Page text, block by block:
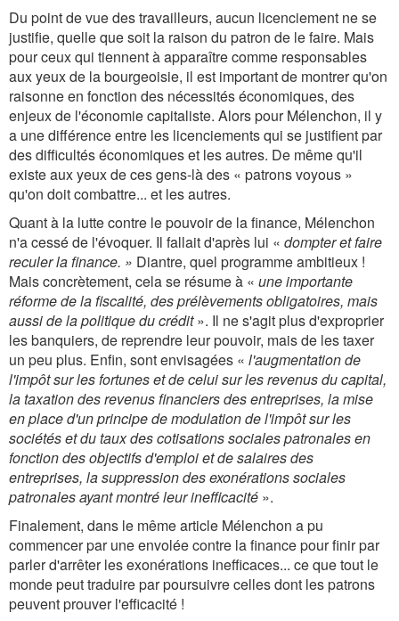
Du point de vue des travailleurs, aucun licenciement ne se
justifie, quelle que soit la raison du patron de le faire. Mais
pour ceux qui tiennent à apparaître comme responsables
aux yeux de la bourgeoisie, il est important de montrer qu'on
raisonne en fonction des nécessités économiques, des
enjeux de l'économie capitaliste. Alors pour Mélenchon, il y
a une différence entre les licenciements qui se justifient par
des difficultés économiques et les autres. De même qu'il
existe aux yeux de ces gens-là des « patrons voyous »
qu'on doit combattre... et les autres.
Quant à la lutte contre le pouvoir de la finance, Mélenchon
n'a cessé de l'évoquer. Il fallait d'après lui « dompter et faire
reculer la finance. » Diantre, quel programme ambitieux !
Mais concrètement, cela se résume à « une importante
réforme de la fiscalité, des prélèvements obligatoires, mais
aussi de la politique du crédit». Il ne s'agit plus d'exproprier
les banquiers, de reprendre leur pouvoir, mais de les taxer
un peu plus. Enfin, sont envisagées « l'augmentation de
l'impôt sur les fortunes et de celui sur les revenus du capital,
la taxation des revenus financiers des entreprises, la mise
en place d'un principe de modulation de l'impôt sur les
sociétés et du taux des cotisations sociales patronales en
fonction des objectifs d'emploi et de salaires des
entreprises, la suppression des exonérations sociales
patronales ayant montré leur inefficacité ».
Finalement, dans le même article Mélenchon a pu
commencer par une envolée contre la finance pour finir par
parler d'arrêter les exonérations inefficaces... ce que tout le
monde peut traduire par poursuivre celles dont les patrons
peuvent prouver l'efficacité !